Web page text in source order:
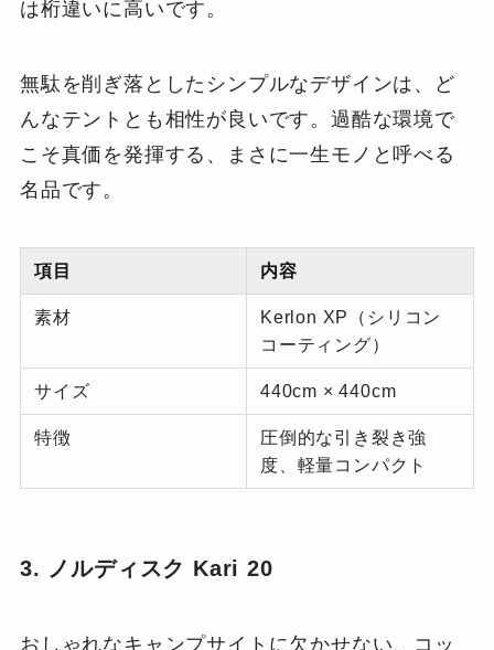
は桁違いに高いです。
無駄を削ぎ落としたシンプルなデザインは、ど
んなテントとも相性が良いです。過酷な環境で
こそ真価を発揮する、まさに一生モノと呼べる
名品です。
項目 内容
素材
Kerlon XP（シリコン
コーティング）
サイズ 440cm × 440cm
特徴
圧倒的な引き裂き強
度、軽量コンパクト
3. ノルディスク Kari 20
おしゃれなキャンプサイトに欠かせない、コッ